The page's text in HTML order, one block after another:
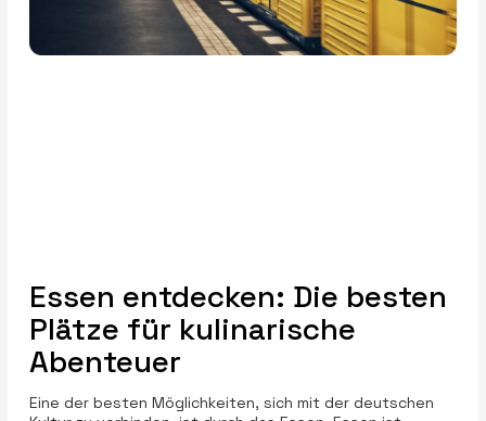
Essen entdecken: Die besten
Plätze für kulinarische
Abenteuer
Eine der besten Möglichkeiten, sich mit der deutschen